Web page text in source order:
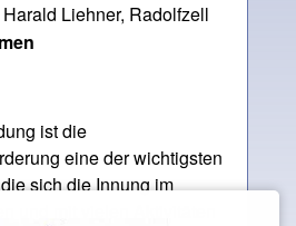
Harald Liehner, Radolfzell
ist die
eine der wichtigsten
sich die Innung im